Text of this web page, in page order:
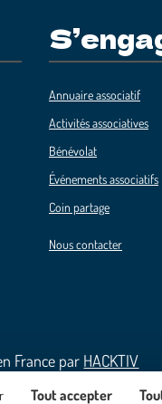
Annuaire associatif
Activités associatives
Bénévolat
Événements associatifs
Coin partage
Nous contacter
France par HACKTIV
Tout accepter